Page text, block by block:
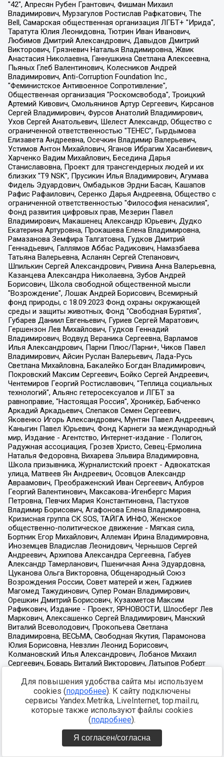
Для повышения удобства сайта мы используем
cookies (подробнее). К сайту подключены
сервисы Yandex.Metrika, LiveInternet, top.mail.ru,
которые также используют файлы cookies
(подробнее).
Я согласен/согласна